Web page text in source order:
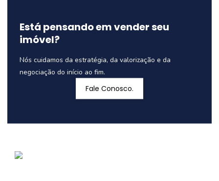
Está pensando em vender seu
imóvel?
Nós cuidamos da estratégia, da valorização e da
negociação do início ao fim.
Fale Conosco.